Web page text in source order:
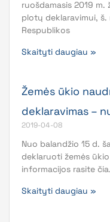
ruošdamasis 2019
plotų deklaravimui,
Respublikos
Skaityti daugiau »
Žemės ūkio
deklaravimas –
2019-04-08
Nuo balandžio 15 d.
deklaruoti žemės
informacijos rasite čia.
Skaityti daugiau »